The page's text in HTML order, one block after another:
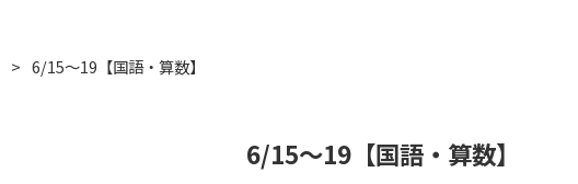
6/15～19【国語・算数】
6/15～19【国語・算数】